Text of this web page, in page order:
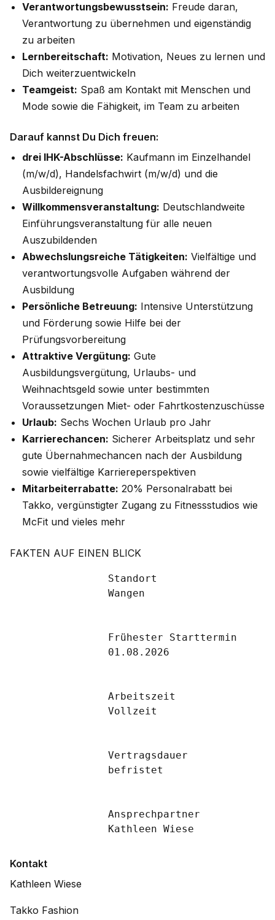
Verantwortungsbewusstsein: Freude daran,
Verantwortung zu übernehmen und eigenständig
zu arbeiten
Lernbereitschaft: Motivation, Neues zu lernen und
Dich weiterzuentwickeln
Teamgeist: Spaß am Kontakt mit Menschen und
Mode sowie die Fähigkeit, im Team zu arbeiten
Darauf kannst Du Dich freuen:
drei IHK-Abschlüsse: Kaufmann im Einzelhandel
(m/w/d), Handelsfachwirt (m/w/d) und die
Ausbildereignung
Willkommensveranstaltung: Deutschlandweite
Einführungsveranstaltung für alle neuen
Auszubildenden
Abwechslungsreiche Tätigkeiten: Vielfältige und
verantwortungsvolle Aufgaben während der
Ausbildung
Persönliche Betreuung: Intensive Unterstützung
und Förderung sowie Hilfe bei der
Prüfungsvorbereitung
Attraktive Vergütung: Gute
Ausbildungsvergütung, Urlaubs- und
Weihnachtsgeld sowie unter bestimmten
Voraussetzungen Miet- oder Fahrtkostenzuschüsse
Urlaub: Sechs Wochen Urlaub pro Jahr
Karrierechancen: Sicherer Arbeitsplatz und sehr
gute Übernahmechancen nach der Ausbildung
sowie vielfältige Karriereperspektiven
Mitarbeiterrabatte: 20% Personalrabatt bei
Takko, vergünstigter Zugang zu Fitnessstudios wie
McFit und vieles mehr
FAKTEN AUF EINEN BLICK
Kontakt
Kathleen Wiese
Takko Fashion